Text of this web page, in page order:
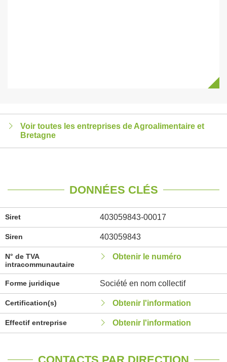
Voir toutes les entreprises de Agroalimentaire et
Bretagne
DONNÉES CLÉS
Siret 403059843-00017
Siren 403059843
N° de TVA
intracommunautaire
Obtenir le numéro
Forme juridique Société en nom collectif
Certification(s) Obtenir l'information
Effectif entreprise Obtenir l'information